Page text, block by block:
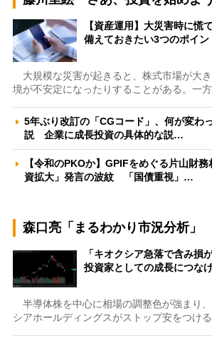
【資産運用】大災害時に慌
備えておきたい3つのポイ
大規模な災害が起きると、株式市場が大
境が不安定になったりすることがある。一
5年ぶり改訂の「CGコード」、何が変わ
説 企業に成長投資の具体的な説…
【令和のPKOか】GPIFをめぐる片山財
資拡大」発言の波紋 「国債重視」…
森口亮「まるわかり市況分析」
「キオクシア急落で含み
投資家としての成長につ
半導体株を中心に相場の調整色が強まり
シアホールディングスがストップ安をつけ